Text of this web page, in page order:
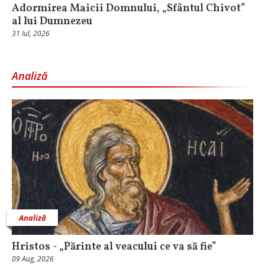
Adormirea Maicii Domnului, „Sfântul Chivot”
al lui Dumnezeu
31 Iul, 2026
Analiză
Analiză
Hristos - „Părinte al veacului ce va să fie”
09 Aug, 2026